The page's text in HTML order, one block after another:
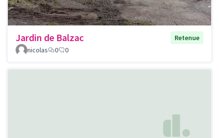
Jardin de Balzac
Retenue
nicolas
0 0